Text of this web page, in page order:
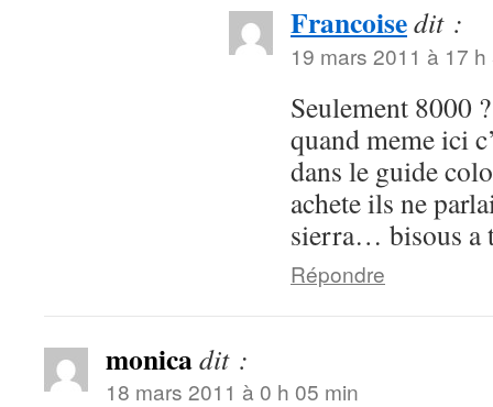
Francoisedit :
19 mars 2011 à 17
Seulement 8000
quand meme ici
dans le guide
achete ils ne
sierra… bisous a
Répondre
monicadit :
18 mars 2011 à 0 h 05 min